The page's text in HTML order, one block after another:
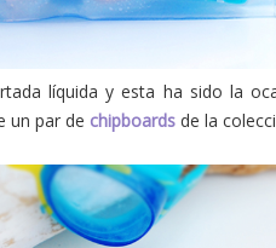
líquida y esta ha sido la
un par de chipboards de la